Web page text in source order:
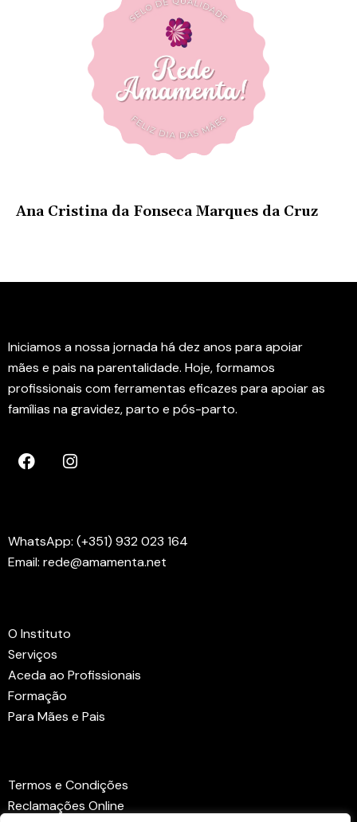
Ana Cristina da Fonseca Marques da Cruz
Iniciamos a nossa jornada há dez anos para apoiar
mães e pais na parentalidade. Hoje, formamos
profissionais com ferramentas eficazes para apoiar as
famílias na gravidez, parto e pós-parto.
WhatsApp: (+351) 932 023 164
Email: rede@amamenta.net
O Instituto
Serviços
Aceda ao Profissionais
Formação
Para Mães e Pais
Termos e Condições
Reclamações Online